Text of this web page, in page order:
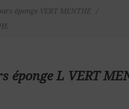
éponge VERT MENTHE
/
éponge L VERT